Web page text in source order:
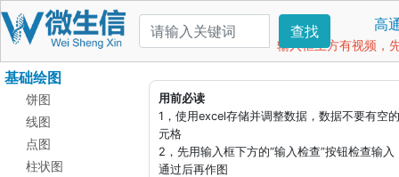
查找 高
输入框上方有视频，
基础绘图
饼图
线图
点图
柱状图
用前必读
1，使用excel存储并调整数据，数据不要有空
元格
2，先用输入框下方的“输入检查”按钮检查输入
通过后再作图